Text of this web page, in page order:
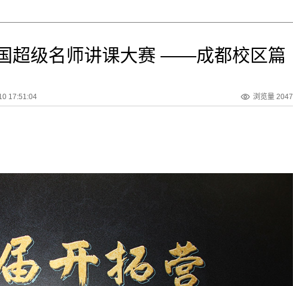
超级名师讲课大赛 ——成都校区篇
17:51:04 浏览量 2047